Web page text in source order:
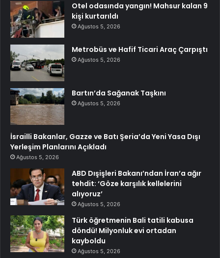
Otel odasında yangın! Mahsur kalan 9
kişi kurtarıldı
Ağustos 5, 2026
Metrobüs ve Hafif Ticari Araç Çarpıştı
Ağustos 5, 2026
Bartın’da Sağanak Taşkını
Ağustos 5, 2026
İsrailli Bakanlar, Gazze ve Batı Şeria’da Yeni Yasa Dışı
Yerleşim Planlarını Açıkladı
Ağustos 5, 2026
ABD Dışişleri Bakanı’ndan İran’a ağır
tehdit: ‘Göze karşılık kellelerini
alıyoruz’
Ağustos 5, 2026
Türk öğretmenin Bali tatili kabusa
döndü! Milyonluk evi ortadan
kayboldu
Ağustos 5, 2026